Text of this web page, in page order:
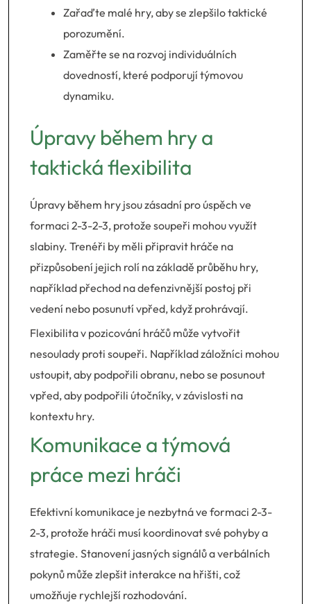
Zařaďte malé hry, aby se zlepšilo taktické
porozumění.
Zaměřte se na rozvoj individuálních
dovedností, které podporují týmovou
dynamiku.
Úpravy během hry a
taktická flexibilita
Úpravy během hry jsou zásadní pro úspěch ve
formaci 2-3-2-3, protože soupeři mohou využít
slabiny. Trenéři by měli připravit hráče na
přizpůsobení jejich rolí na základě průběhu hry,
například přechod na defenzivnější postoj při
vedení nebo posunutí vpřed, když prohrávají.
Flexibilita v pozicování hráčů může vytvořit
nesoulady proti soupeři. Například záložníci mohou
ustoupit, aby podpořili obranu, nebo se posunout
vpřed, aby podpořili útočníky, v závislosti na
kontextu hry.
Komunikace a týmová
práce mezi hráči
Efektivní komunikace je nezbytná ve formaci 2-3-
2-3, protože hráči musí koordinovat své pohyby a
strategie. Stanovení jasných signálů a verbálních
pokynů může zlepšit interakce na hřišti, což
umožňuje rychlejší rozhodování.